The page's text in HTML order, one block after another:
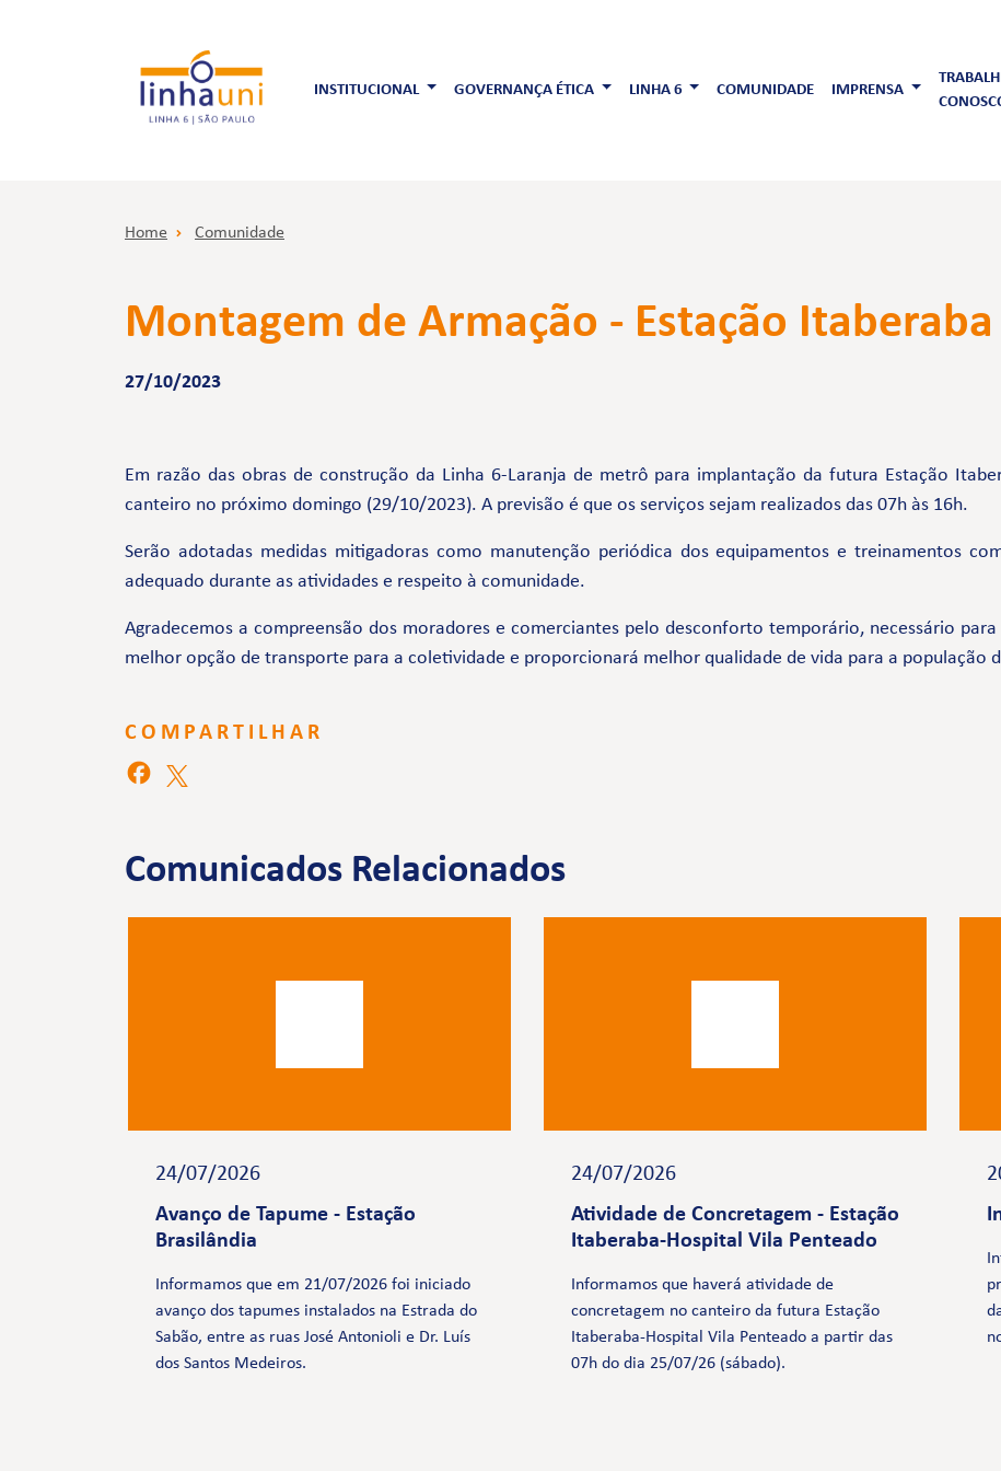
INSTITUCIONAL GOVERNANÇA ÉTICA LINHA 6 COMUNIDADE IMPRENSA
Home Comunidade
Montagem de Armação - Estação Itaberaba
27/10/2023
Em razão das obras de construção da Linha 6-Laranja de metrô para implantação da futura Estação
canteiro no próximo domingo (29/10/2023). A previsão é que os serviços sejam realizados das 07h às 16h.
Serão adotadas medidas mitigadoras como manutenção periódica dos equipamentos e treinamentos
adequado durante as atividades e respeito à comunidade.
Agradecemos a compreensão dos moradores e comerciantes pelo desconforto temporário, necessário
melhor opção de transporte para a coletividade e proporcionará melhor qualidade de vida para a população
COMPARTILHAR
Comunicados Relacionados
24/07/2026
Avanço de Tapume - Estação
Brasilândia
Informamos que em 21/07/2026 foi iniciado
avanço dos tapumes instalados na Estrada do
Sabão, entre as ruas José Antonioli e Dr. Luís
dos Santos Medeiros.
24/07/2026
Atividade de Concretagem - Estação
Itaberaba-Hospital Vila Penteado
Informamos que haverá atividade de
concretagem no canteiro da futura Estação
Itaberaba-Hospital Vila Penteado a partir das
07h do dia 25/07/26 (sábado).